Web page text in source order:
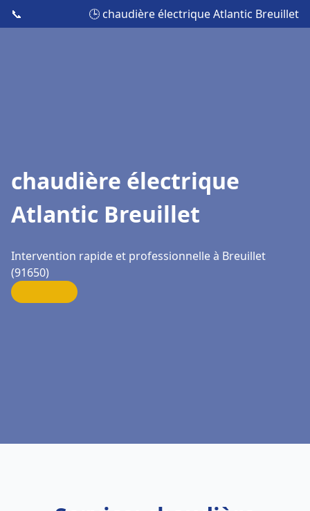
📞 🕒 chaudière électrique Atlantic Breuillet
chaudière électrique
Atlantic Breuillet
Intervention rapide et professionnelle à Breuillet
(91650)